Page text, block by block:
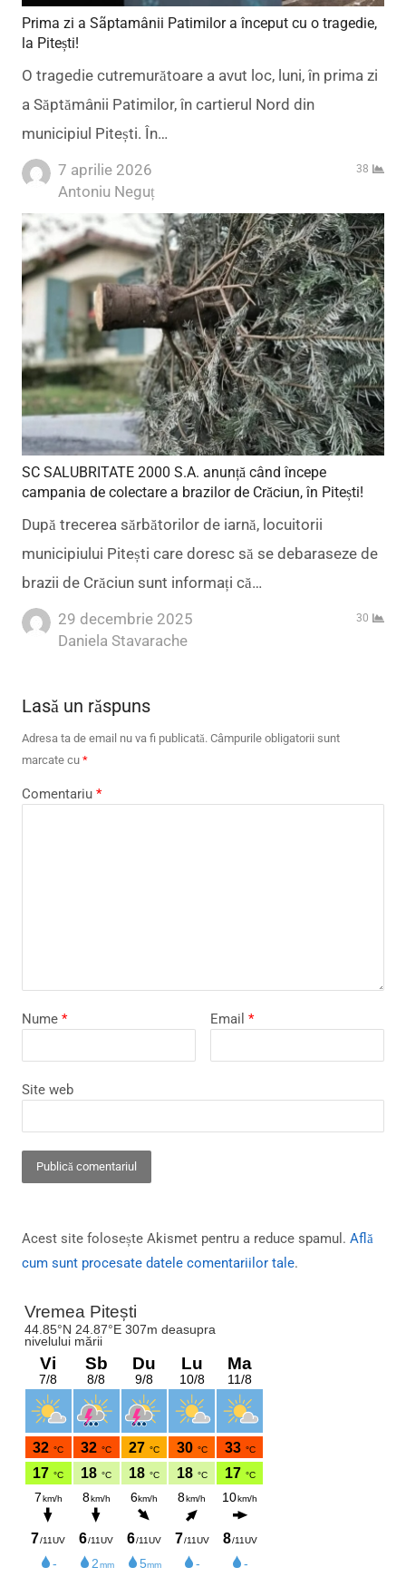
Prima zi a Sãptamânii Patimilor a început cu o tragedie,
la Pitești!
O tragedie cutremurătoare a avut loc, luni, în prima zi
a Săptămânii Patimilor, în cartierul Nord din
municipiul Pitești. În…
7 aprilie 2026
Author
Antoniu Neguț
38
SC SALUBRITATE 2000 S.A. anunță când începe
campania de colectare a brazilor de Crăciun, în Pitești!
După trecerea sărbătorilor de iarnă, locuitorii
municipiului Pitești care doresc să se debaraseze de
brazii de Crăciun sunt informați că…
29 decembrie 2025
Author
Daniela Stavarache
30
Lasă un răspuns
Adresa ta de email nu va fi publicată. Câmpurile obligatorii sunt
marcate cu *
Comentariu *
Nume * Email *
Site web
Acest site folosește Akismet pentru a reduce spamul. Află
cum sunt procesate datele comentariilor tale.